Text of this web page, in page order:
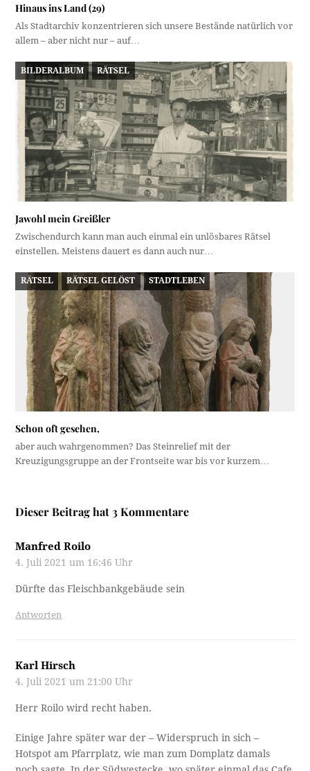
Hinaus ins Land (29)
Als Stadtarchiv konzentrieren sich unsere Bestände natürlich vor
allem – aber nicht nur – auf…
BILDERALBUM RÄTSEL
Jawohl mein Greißler
Zwischendurch kann man auch einmal ein unlösbares Rätsel
einstellen. Meistens dauert es dann auch nur…
RÄTSEL RÄTSEL GELÖST STADTLEBEN
Schon oft gesehen,
aber auch wahrgenommen? Das Steinrelief mit der
Kreuzigungsgruppe an der Frontseite war bis vor kurzem…
Dieser Beitrag hat 3 Kommentare
Manfred Roilo
4. Juli 2021 um 16:46 Uhr
Dürfte das Fleischbankgebäude sein
Antworten
Karl Hirsch
4. Juli 2021 um 21:00 Uhr
Herr Roilo wird recht haben.
Einige Jahre später war der – Widerspruch in sich –
Hotspot am Pfarrplatz, wie man zum Domplatz damals